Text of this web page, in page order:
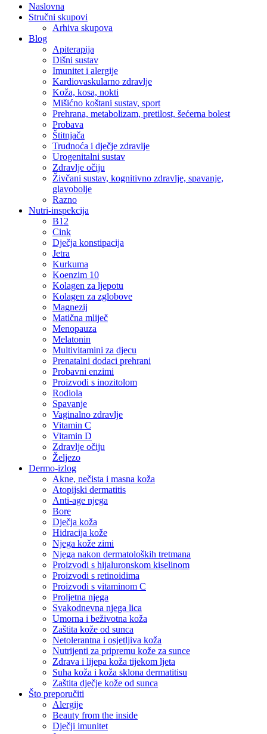
Naslovna
Stručni skupovi
Arhiva skupova
Blog
Apiterapija
Dišni sustav
Imunitet i alergije
Kardiovaskularno zdravlje
Koža, kosa, nokti
Mišićno koštani sustav, sport
Prehrana, metabolizam, pretilost, šećerna bolest
Probava
Štitnjača
Trudnoća i dječje zdravlje
Urogenitalni sustav
Zdravlje očiju
Živčani sustav, kognitivno zdravlje, spavanje,
glavobolje
Razno
Nutri-inspekcija
B12
Cink
Dječja konstipacija
Jetra
Kurkuma
Koenzim 10
Kolagen za ljepotu
Kolagen za zglobove
Magnezij
Matična mliječ
Menopauza
Melatonin
Multivitamini za djecu
Prenatalni dodaci prehrani
Probavni enzimi
Proizvodi s inozitolom
Rodiola
Spavanje
Vaginalno zdravlje
Vitamin C
Vitamin D
Zdravlje očiju
Željezo
Dermo-izlog
Akne, nečista i masna koža
Atopijski dermatitis
Anti-age njega
Bore
Dječja koža
Hidracija kože
Njega kože zimi
Njega nakon dermatoloških tretmana
Proizvodi s hijaluronskom kiselinom
Proizvodi s retinoidima
Proizvodi s vitaminom C
Proljetna njega
Svakodnevna njega lica
Umorna i beživotna koža
Zaštita kože od sunca
Netolerantna i osjetljiva koža
Nutrijenti za pripremu kože za sunce
Zdrava i lijepa koža tijekom ljeta
Suha koža i koža sklona dermatitisu
Zaštita dječje kože od sunca
Što preporučiti
Alergije
Beauty from the inside
Dječji imunitet